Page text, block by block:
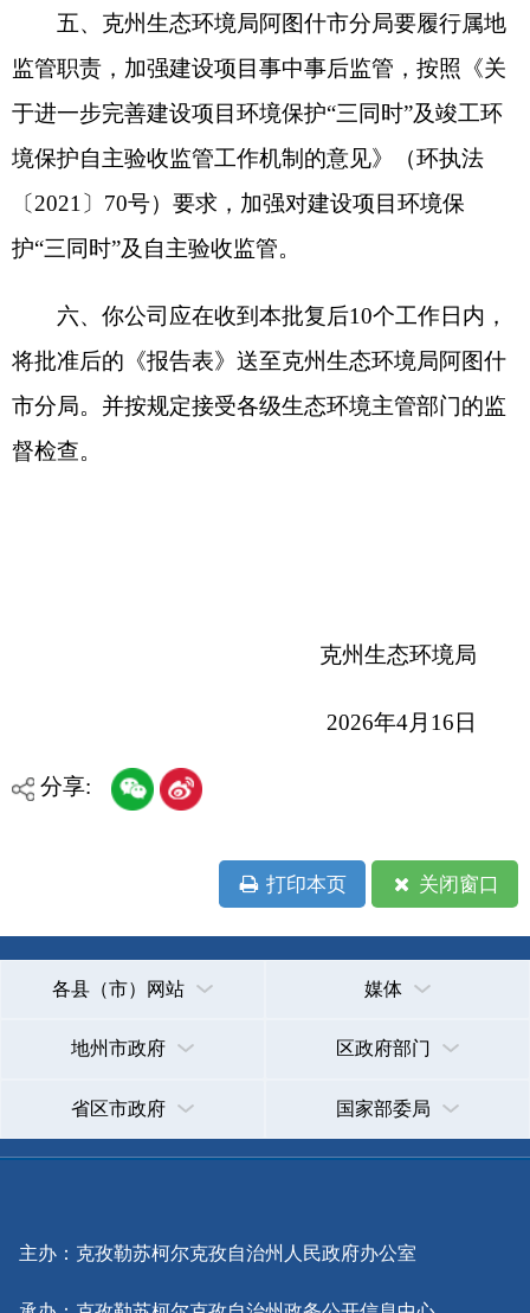
新公网安备65300102000007号 新ICP备2022000247号
政府网站标识码：6530000002 法律声明 关于我们